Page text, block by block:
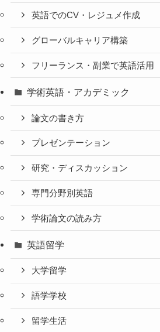
英語でのCV・レジュメ作成
グローバルキャリア構築
フリーランス・副業で英語活用
学術英語・アカデミック
論文の書き方
プレゼンテーション
研究・ディスカッション
専門分野別英語
学術論文の読み方
英語留学
大学留学
語学学校
留学生活